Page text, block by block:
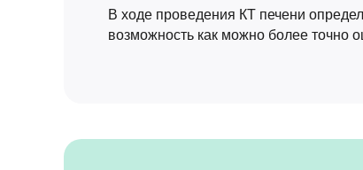
В ходе проведения КТ печени
возможность как можно более точно